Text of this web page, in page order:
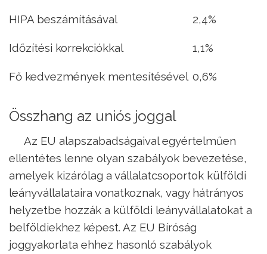
HIPA beszámításával 2,4%
Időzítési korrekciókkal 1,1%
Fő kedvezmények mentesítésével 0,6%
Összhang az uniós joggal
Az EU alapszabadságaival egyértelműen
ellentétes lenne olyan szabályok bevezetése,
amelyek kizárólag a vállalatcsoportok külföldi
leányvállalataira vonatkoznak, vagy hátrányos
helyzetbe hozzák a külföldi leányvállalatokat a
belföldiekhez képest. Az EU Bíróság
joggyakorlata ehhez hasonló szabályok